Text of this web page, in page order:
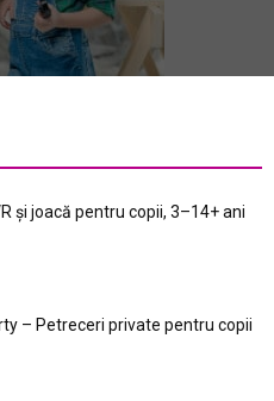
și joacă pentru copii, 3–14+ ani
– Petreceri private pentru copii